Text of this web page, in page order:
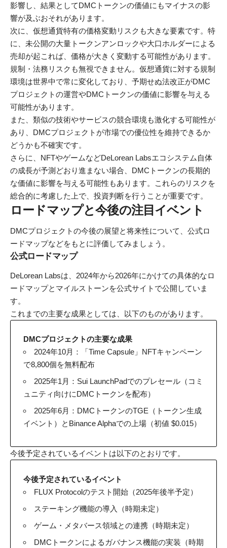
影響し、結果としてDMCトークンの価値にもマイナスの影
響が及ぶおそれがあります。
次に、仮想通貨特有の価格変動リスクも大きな要素です。特
に、未公開の大量トークンアンロックや大口ホルダーによる
売却が起これば、価格が大きく変動する可能性があります。
規制・法務リスクも無視できません。仮想通貨に対する規制
環境は世界中で常に変化しており、予期せぬ法改正がDMC
プロジェクトの運営やDMCトークンの価値に影響を与える
可能性があります。
また、類似の技術やサービスの競合環境も激化する可能性が
あり、DMCプロジェクトが市場での優位性を維持できるか
どうかも不確実です。
さらに、NFTやゲームなどDeLorean Labsエコシステム自体
の成長が予測どおり進まない場合、DMCトークンの長期的
な価値に影響を与える可能性もあります。これらのリスクを
総合的に考慮した上で、投資判断を行うことが重要です。
ロードマップと今後の注目イベント
DMCプロジェクトの今後の展望と将来性について、公式ロ
ードマップなどをもとに評価してみましょう。
公式ロードマップ
DeLorean Labsは、2024年から2026年にかけての具体的なロ
ードマップとマイルストーンを公式サイトで公開していま
す。
これまでの主要な成果としては、以下のものがあります。
DMCプロジェクトの主要な成果
2024年10月：「Time Capsule」NFTキャンペーン
で8,800個を無料配布
2025年1月：Sui LaunchPadでのプレセール（コミ
ュニティ向けにDMCトークンを配布）
2025年6月：DMCトークンのTGE（トークン生成
イベント）とBinance Alphaでの上場（初値 $0.015）
今後予定されているイベントは以下のとおりです。
今後予定されているイベント
FLUX Protocolのテスト開始（2025年後半予定）
ステーキング機能の導入（時期未定）
ゲーム・メタバース領域との連携（時期未定）
DMCトークンによるガバナンス機能の実装（時期